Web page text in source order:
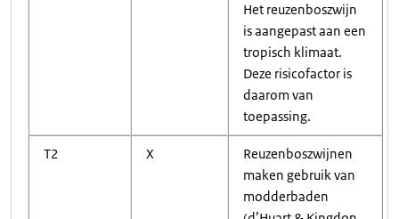
Het reuzenboszwijn
is aangepast aan een
tropisch klimaat.
Deze risicofactor is
daarom van
toepassing.
T2 X
Reuzenboszwijnen
maken gebruik van
modderbaden